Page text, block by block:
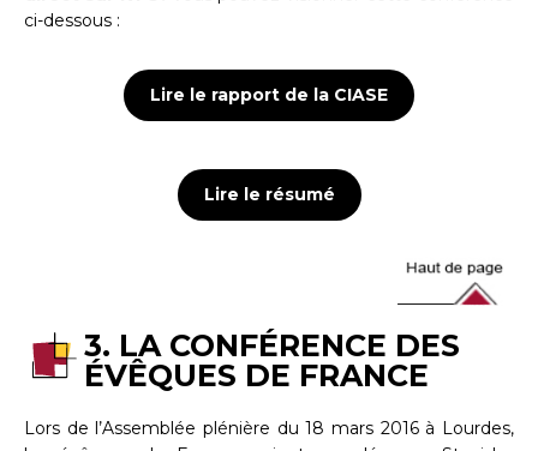
ci-dessous :
Lire le rapport de la CIASE
Lire le résumé
3. LA CONFÉRENCE DES
ÉVÊQUES DE FRANCE
Lors de l’Assemblée plénière du 18 mars 2016 à Lourdes,